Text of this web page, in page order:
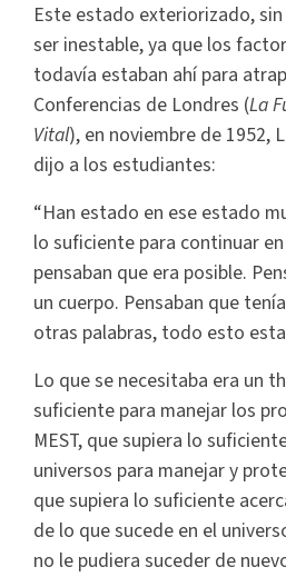
Este estado exteriorizado,
ser inestable, ya que los
todavía estaban ahí para
Conferencias de Londres (La
Vital), en noviembre de 1952,
dijo a los estudiantes:
“Han estado en ese estado
lo suficiente para continuar
pensaban que era posible.
un cuerpo. Pensaban que
otras palabras, todo esto
Lo que se necesitaba era un
suficiente para manejar los
MEST, que supiera lo
universos para manejar y
que supiera lo suficiente
de lo que sucede en el
no le pudiera suceder de